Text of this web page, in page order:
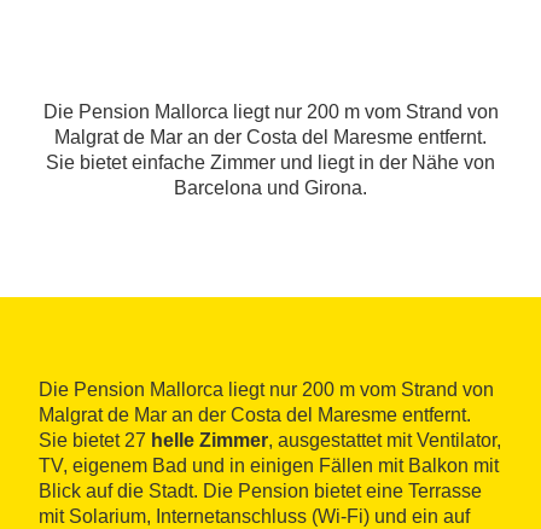
Die Pension Mallorca liegt nur 200 m vom Strand von
Malgrat de Mar an der Costa del Maresme entfernt.
Sie bietet einfache Zimmer und liegt in der Nähe von
Barcelona und Girona.
Die Pension Mallorca liegt nur 200 m vom Strand von
Malgrat de Mar an der Costa del Maresme entfernt.
Sie bietet 27 helle Zimmer, ausgestattet mit Ventilator,
TV, eigenem Bad und in einigen Fällen mit Balkon mit
Blick auf die Stadt. Die Pension bietet eine Terrasse
mit Solarium, Internetanschluss (Wi-Fi) und ein auf